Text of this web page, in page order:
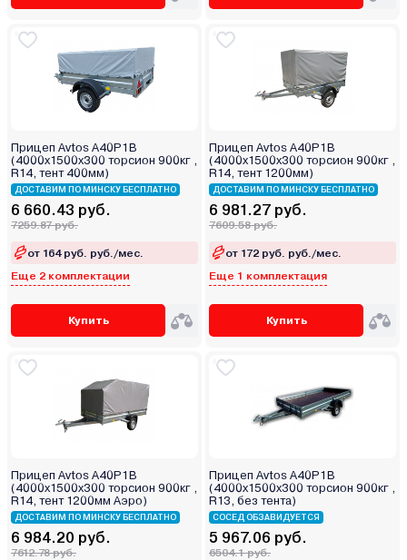
Прицеп Avtos A40P1B
(4000х1500х300 торсион 900кг ,
R14, тент 400мм)
ДОСТАВИМ ПО МИНСКУ БЕСПЛАТНО
6 660.43 руб.
7259.87 руб.
от 164 руб. руб./мес.
Еще 2 комплектации
Купить
Прицеп Avtos A40P1B
(4000х1500х300 торсион 900кг ,
R14, тент 1200мм)
ДОСТАВИМ ПО МИНСКУ БЕСПЛАТНО
6 981.27 руб.
7609.58 руб.
от 172 руб. руб./мес.
Еще 1 комплектация
Купить
Прицеп Avtos A40P1B
(4000х1500х300 торсион 900кг ,
R14, тент 1200мм Аэро)
ДОСТАВИМ ПО МИНСКУ БЕСПЛАТНО
6 984.20 руб.
7612.78 руб.
Прицеп Avtos A40P1B
(4000х1500х300 торсион 900кг ,
R13, без тента)
СОСЕД ОБЗАВИДУЕТСЯ
5 967.06 руб.
6504.1 руб.